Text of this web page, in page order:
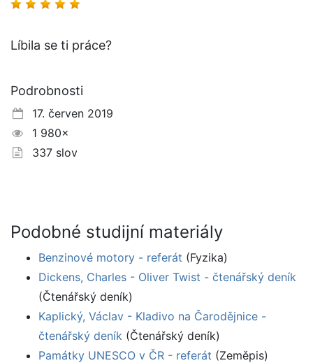
Líbila se ti práce?
Podrobnosti
17. červen 2019
1 980×
337 slov
Podobné studijní materiály
Benzinové motory - referát (Fyzika)
Dickens, Charles - Oliver Twist - čtenářský deník
(Čtenářský deník)
Kaplický, Václav - Kladivo na Čarodějnice -
čtenářský deník (Čtenářský deník)
Památky UNESCO v ČR - referát (Zeměpis)